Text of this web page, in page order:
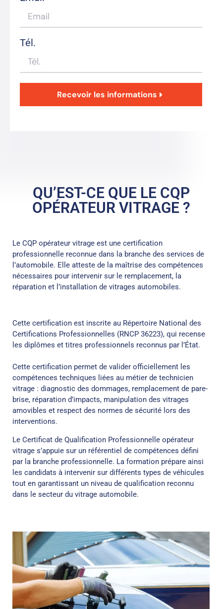
Tél.
Recevoir les informations
QU’EST-CE QUE LE CQP
OPÉRATEUR VITRAGE ?
Le CQP opérateur vitrage est une certification
professionnelle reconnue dans la branche des services de
l’automobile. Elle atteste de la maîtrise des compétences
nécessaires pour intervenir sur le remplacement, la
réparation et l’installation de vitrages automobiles.
Cette certification est inscrite au Répertoire National des
Certifications Professionnelles (RNCP 36223), qui recense
les diplômes et titres professionnels reconnus par l’État.
Cette certification permet de valider officiellement les
compétences techniques liées au métier de technicien
vitrage : diagnostic des dommages, remplacement de pare-
brise, réparation d’impacts, manipulation des vitrages
amovibles et respect des normes de sécurité lors des
interventions.
Le Certificat de Qualification Professionnelle opérateur
vitrage s’appuie sur un référentiel de compétences défini
par la branche professionnelle. La formation prépare ainsi
les candidats à intervenir sur différents types de véhicules
tout en garantissant un niveau de qualification reconnu
dans le secteur du vitrage automobile.